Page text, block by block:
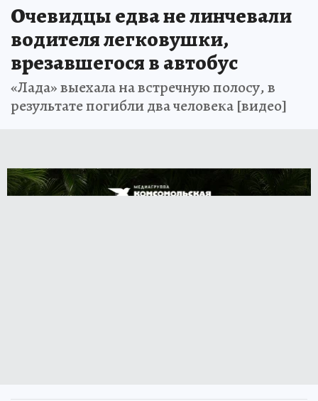
Очевидцы едва не линчевали
водителя легковушки,
врезавшегося в автобус
«Лада» выехала на встречную полосу, в
результате погибли два человека [видео]